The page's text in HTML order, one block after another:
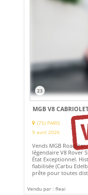
23
MGB V8
(75) PARIS
9 avril 2026
Vends MGB
légendaire V8 Rover
État Exceptionnel.
fiabilisée (Carbu
prête pour toutes
Vendu par : fleai